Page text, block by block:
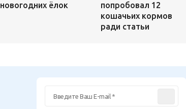
новогодних ёлок
попробовал 12
кошачьих кормов
ради статьи